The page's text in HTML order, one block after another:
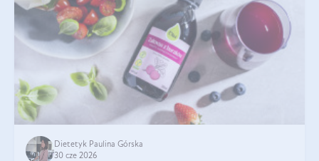
Dietetyk Paulina Górska
30 cze 2026